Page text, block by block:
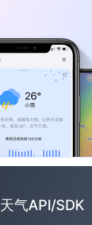
天气API/SDK